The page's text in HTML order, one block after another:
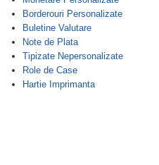
Borderouri Personalizate
Buletine Valutare
Note de Plata
Tipizate Nepersonalizate
Role de Case
Hartie Imprimanta